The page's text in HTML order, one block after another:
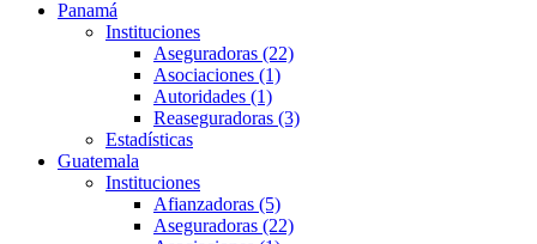
Panamá
Instituciones
Aseguradoras (22)
Asociaciones (1)
Autoridades (1)
Reaseguradoras (3)
Estadísticas
Guatemala
Instituciones
Afianzadoras (5)
Aseguradoras (22)